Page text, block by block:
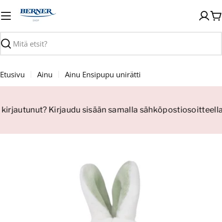
sisältöön
Haku
Etusivu Ainu Ainu Ensipupu unirätti
Kirjaudu sisään samalla sähköpostiosoitteella